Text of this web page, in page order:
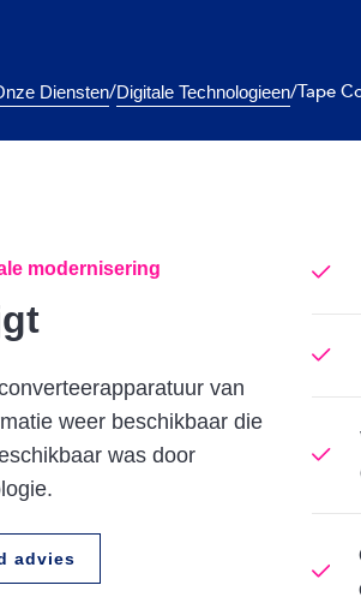
Diensten/Digitale Technologieen/Tape
modernisering
van
weer beschikbaar die
was door
advies